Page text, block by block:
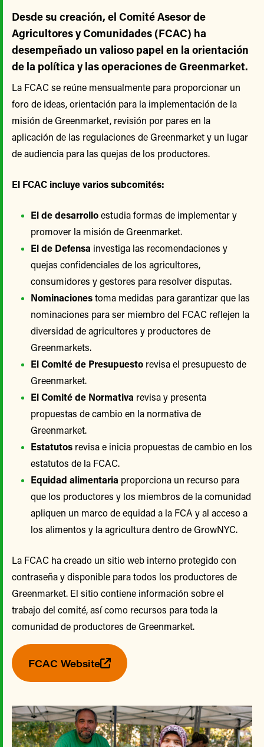
Desde su creación, el Comité Asesor de
Agricultores y Comunidades (FCAC) ha
desempeñado un valioso papel en la orientación
de la política y las operaciones de Greenmarket.
La FCAC se reúne mensualmente para proporcionar un
foro de ideas, orientación para la implementación de la
misión de Greenmarket, revisión por pares en la
aplicación de las regulaciones de Greenmarket y un lugar
de audiencia para las quejas de los productores.
El FCAC incluye varios subcomités:
El de desarrolloestudia formas de implementar y
promover la misión de Greenmarket.
El de Defensa investiga las recomendaciones y
quejas confidenciales de los agricultores,
consumidores y gestores para resolver disputas.
Nominacionestoma medidas para garantizar que las
nominaciones para ser miembro del FCAC reflejen la
diversidad de agricultores y productores de
Greenmarkets.
El Comité de Presupuesto revisa el presupuesto de
Greenmarket.
El Comité de Normativa revisa y presenta
propuestas de cambio en la normativa de
Greenmarket.
Estatutos revisa e inicia propuestas de cambio en los
estatutos de la FCAC.
Equidad alimentaria proporciona un recurso para
que los productores y los miembros de la comunidad
apliquen un marco de equidad a la FCA y al acceso a
los alimentos y la agricultura dentro de GrowNYC.
La FCAC ha creado un sitio web interno protegido con
contraseña y disponible para todos los productores de
Greenmarket. El sitio contiene información sobre el
trabajo del comité, así como recursos para toda la
comunidad de productores de Greenmarket.
FCAC Website